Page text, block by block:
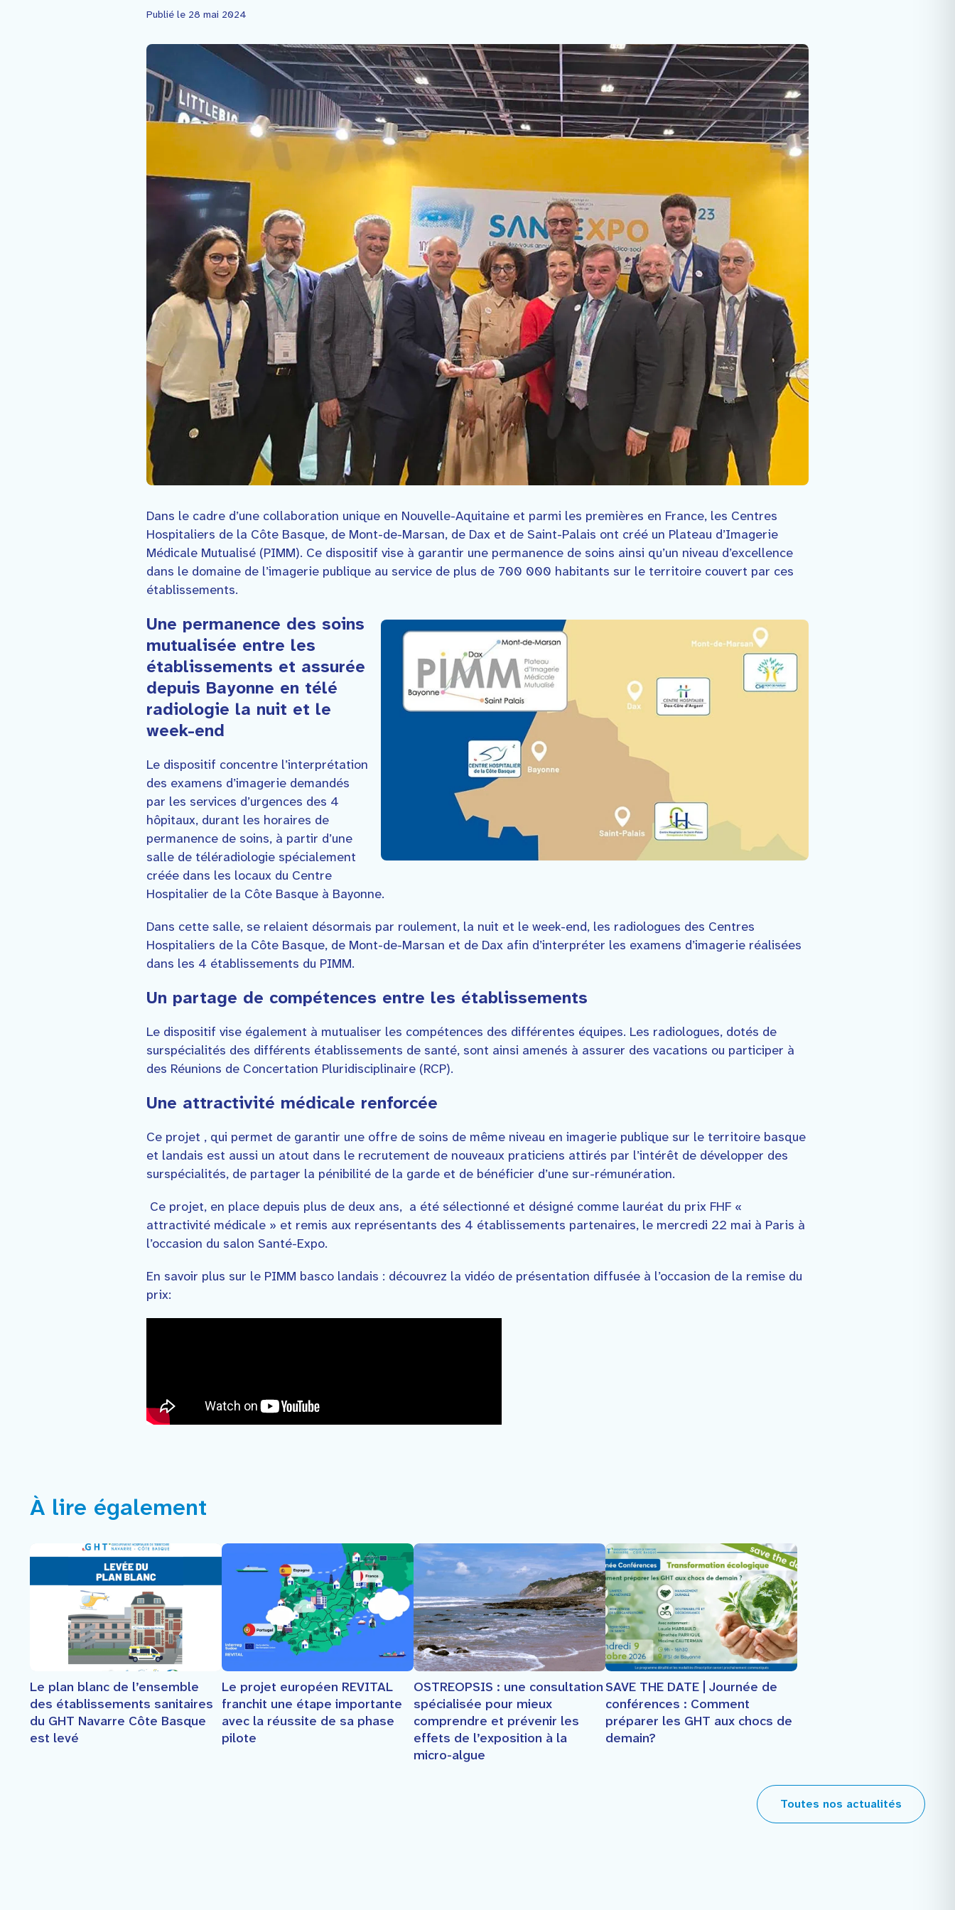
Publié le 28 mai 2024
Dans le cadre d’une collaboration unique en Nouvelle-Aquitaine et parmi les premières en France, les Centres
Hospitaliers de la Côte Basque, de Mont-de-Marsan, de Dax et de Saint-Palais ont créé un Plateau d’Imagerie
Médicale Mutualisé (PIMM). Ce dispositif vise à garantir une permanence de soins ainsi qu’un niveau d’excellence
dans le domaine de l’imagerie publique au service de plus de 700 000 habitants sur le territoire couvert par ces
établissements.
Une permanence des soins
mutualisée entre les
établissements et assurée
depuis Bayonne en télé
radiologie la nuit et le
week-end
Le dispositif concentre l’interprétation
des examens d’imagerie demandés
par les services d’urgences des 4
hôpitaux, durant les horaires de
permanence de soins, à partir d’une
salle de téléradiologie spécialement
créée dans les locaux du Centre
Hospitalier de la Côte Basque à Bayonne.
Dans cette salle, se relaient désormais par roulement, la nuit et le week-end, les radiologues des Centres
Hospitaliers de la Côte Basque, de Mont-de-Marsan et de Dax afin d’interpréter les examens d’imagerie réalisées
dans les 4 établissements du PIMM.
Un partage de compétences entre les établissements
Le dispositif vise également à mutualiser les compétences des différentes équipes. Les radiologues, dotés de
surspécialités des différents établissements de santé, sont ainsi amenés à assurer des vacations ou participer à
des Réunions de Concertation Pluridisciplinaire (RCP).
Une attractivité médicale renforcée
Ce projet , qui permet de garantir une offre de soins de même niveau en imagerie publique sur le territoire basque
et landais est aussi un atout dans le recrutement de nouveaux praticiens attirés par l’intérêt de développer des
surspécialités, de partager la pénibilité de la garde et de bénéficier d’une sur-rémunération.
Ce projet, en place depuis plus de deux ans, a été sélectionné et désigné comme lauréat du prix FHF «
attractivité médicale » et remis aux représentants des 4 établissements partenaires, le mercredi 22 mai à Paris à
l’occasion du salon Santé-Expo.
En savoir plus sur le PIMM basco landais : découvrez la vidéo de présentation diffusée à l’occasion de la remise du
prix:
À lire également
Le plan blanc de l’ensemble
des établissements sanitaires
du GHT Navarre Côte Basque
est levé
Le projet européen REVITAL
franchit une étape importante
avec la réussite de sa phase
pilote
OSTREOPSIS : une consultation
spécialisée pour mieux
comprendre et prévenir les
effets de l’exposition à la
micro-algue
SAVE THE DATE | Journée de
conférences : Comment
préparer les GHT aux chocs de
demain?
Toutes nos actualités